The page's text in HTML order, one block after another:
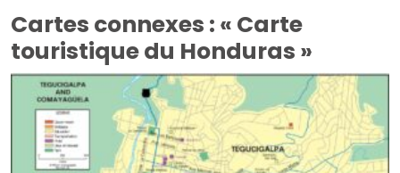
Cartes connexes : « Carte
touristique du Honduras »